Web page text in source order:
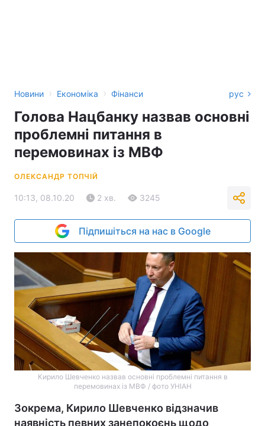
Новини › Економіка › Фінанси рус
Голова Нацбанку назвав основні
проблемні питання в
перемовинах із МВФ
ОЛЕКСАНДР ТОПЧІЙ
10:13, 08.10.20 2 хв. 3245
Підпишіться на нас в Google
Кирило Шевченко назвав основні проблемні питання в
перемовинах із МВФ / фото УНІАН
Зокрема, Кирило Шевченко відзначив
наявність певних занепокоєнь щодо